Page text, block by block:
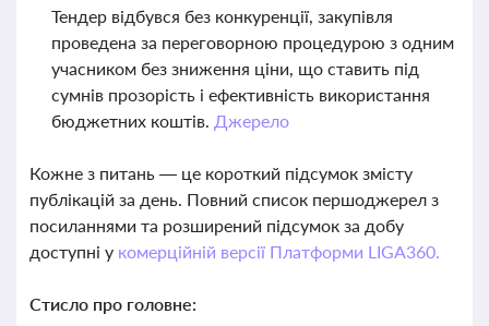
Тендер відбувся без конкуренції, закупівля
проведена за переговорною процедурою з одним
учасником без зниження ціни, що ставить під
сумнів прозорість і ефективність використання
бюджетних коштів. Джерело
Кожне з питань — це короткий підсумок змісту
публікацій за день. Повний список першоджерел з
посиланнями та розширений підсумок за добу
доступні у комерційній версії Платформи LIGA360.
Стисло про головне: